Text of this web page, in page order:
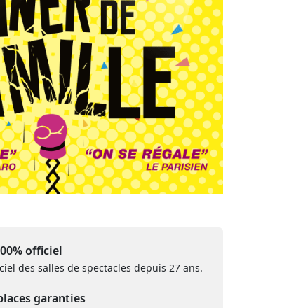
officiel
des salles de spectacles depuis 27 ans.
garanties